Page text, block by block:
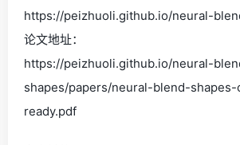
https://peizhuoli.github.io/neural-
论文地址：
https://peizhuoli.github.io/neural-
shapes/papers/neural-blend-shapes-
ready.pdf